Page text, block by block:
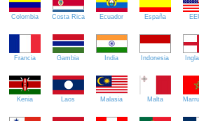
Colombia Costa Rica Ecuador España
Francia Gambia India Indonesia
Kenia Laos Malasia Malta